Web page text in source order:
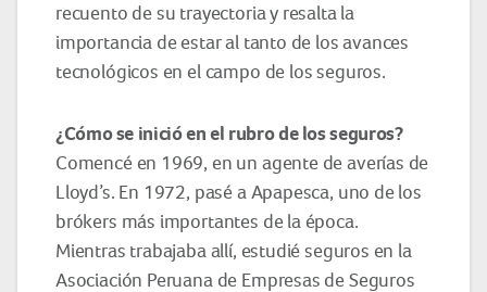
recuento de su trayectoria y resalta la
importancia de estar al tanto de los avances
tecnológicos en el campo de los seguros.
¿Cómo se inició en el rubro de los seguros?
Comencé en 1969, en un agente de averías de
Lloyd’s. En 1972, pasé a Apapesca, uno de los
brókers más importantes de la época.
Mientras trabajaba allí, estudié seguros en la
Asociación Peruana de Empresas de Seguros